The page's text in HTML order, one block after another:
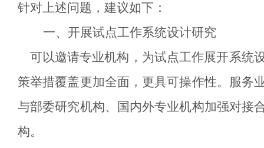
针对上述问题，建议如下：
一、 开展试点工作系统设计研究
可以邀请专业机构，为试点工作展开系统
策举措覆盖更加全面，更具可操作性。服务
与部委研究机构、国内外专业机构加强对接
构。